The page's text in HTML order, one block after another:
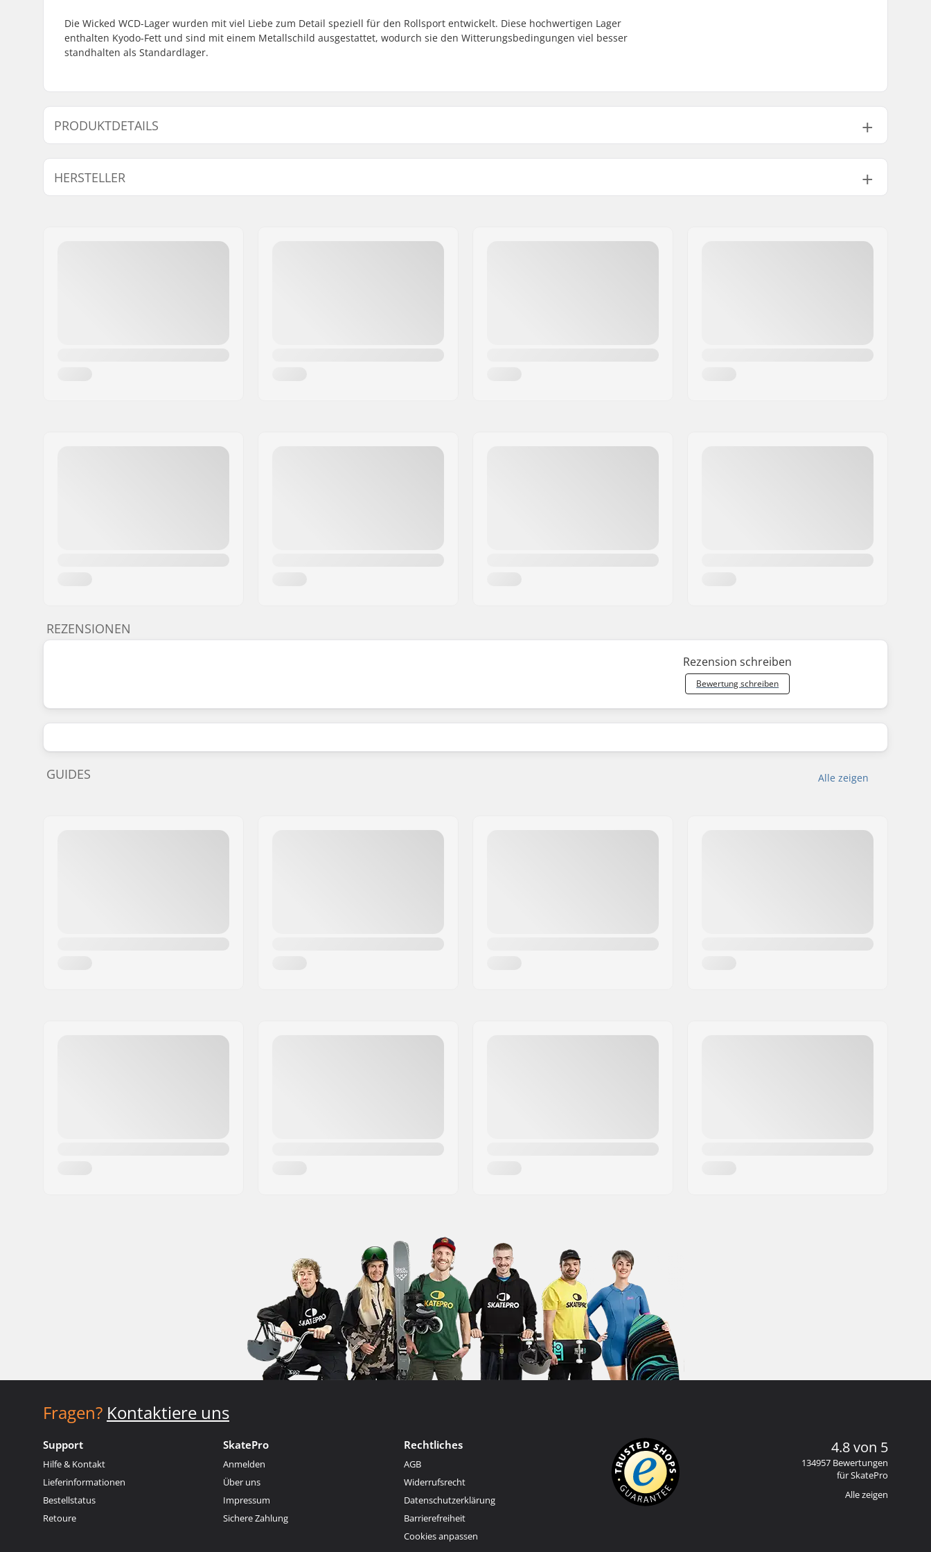
Die Wicked WCD-Lager wurden mit viel Liebe zum Detail speziell für den Rollsport entwickelt. Diese hochwertigen Lager
enthalten Kyodo-Fett und sind mit einem Metallschild ausgestattet, wodurch sie den Witterungsbedingungen viel besser
standhalten als Standardlager.
PRODUKTDETAILS
Kugellager-Präzision:
ILQ-9
Kugellagertyp:
Schmiermittel:
Schmierfett
Spacer:
Nicht enthalten
Twincam:
Ja
HERSTELLER
REZENSIONEN
Rezension schreiben
Bewertung schreiben
Alle zeigen
GUIDES
Fragen? Kontaktiere uns
Support
Hilfe & Kontakt
Lieferinformationen
Bestellstatus
Retoure
SkatePro
Anmelden
Über uns
Impressum
Sichere Zahlung
Rechtliches
AGB
Widerrufsrecht
Datenschutzerklärung
Barrierefreiheit
Cookies anpassen
4.8 von 5
134957 Bewertungen
für SkatePro
Alle zeigen